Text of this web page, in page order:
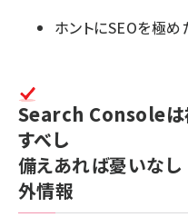
ホントにSEOを極
Search Consoleは
すべし
備えあれば憂いなし
外情報